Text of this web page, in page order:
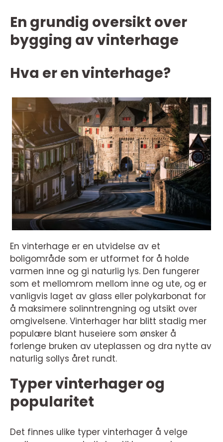
En grundig oversikt over
bygging av vinterhage
Hva er en vinterhage?
En vinterhage er en utvidelse av et
boligområde som er utformet for å holde
varmen inne og gi naturlig lys. Den fungerer
som et mellomrom mellom inne og ute, og er
vanligvis laget av glass eller polykarbonat for
å maksimere solinntrengning og utsikt over
omgivelsene. Vinterhager har blitt stadig mer
populære blant huseiere som ønsker å
forlenge bruken av uteplassen og dra nytte av
naturlig sollys året rundt.
Typer vinterhager og
popularitet
Det finnes ulike typer vinterhager å velge